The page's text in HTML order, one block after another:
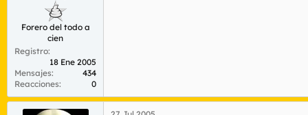
Forero del todo a
cien
Registro
18 Ene 2005
Mensajes
434
Reacciones
0